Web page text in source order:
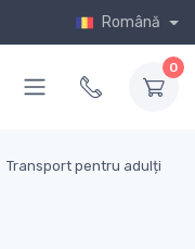
Română
0
Transport pentru adulți